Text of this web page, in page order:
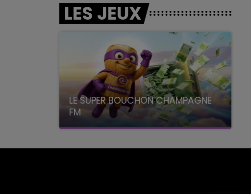
LES JEUX
LE SUPER BOUCHON CHAMPAGNE
FM
avec La Famille Champagne FM, à 8H10